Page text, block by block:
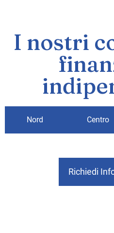
I nostri
Nord Centro
Richiedi